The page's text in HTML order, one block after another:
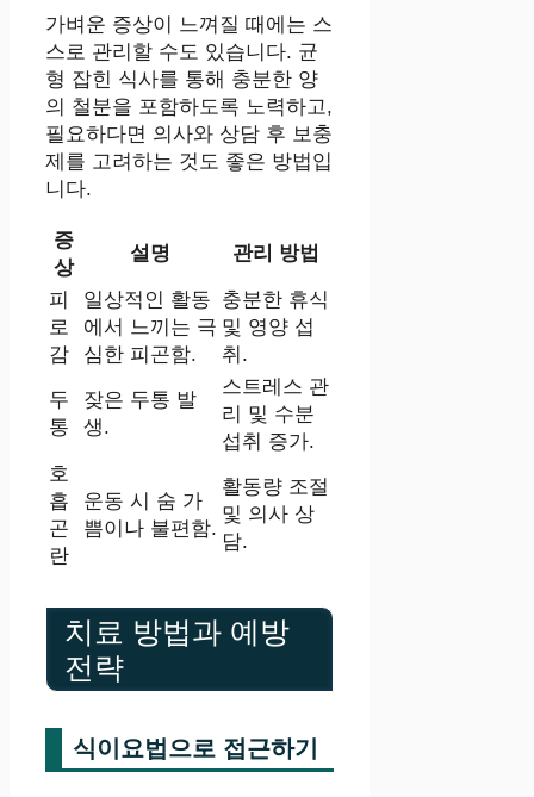
가벼운 증상이 느껴질 때에는 스
스로 관리할 수도 있습니다. 균
형 잡힌 식사를 통해 충분한 양
의 철분을 포함하도록 노력하고,
필요하다면 의사와 상담 후 보충
제를 고려하는 것도 좋은 방법입
니다.
증
상
설명 관리 방법
피
로
감
일상적인 활동
에서 느끼는 극
심한 피곤함.
충분한 휴식
및 영양 섭
취.
두
통
잦은 두통 발
생.
스트레스 관
리 및 수분
섭취 증가.
호
흡
곤
란
운동 시 숨 가
쁨이나 불편함.
활동량 조절
및 의사 상
담.
치료 방법과 예방
전략
식이요법으로 접근하기